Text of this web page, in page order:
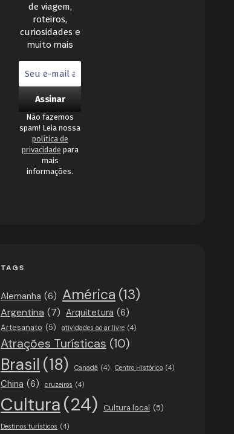
de viagem,
roteiros,
curiosidades e
muito mais
Não fazemos
spam! Leia nossa
política de
privacidade para
mais
informações.
TAGS
Alemanha (6) América (13)
Argentina (7) Arquitetura (6)
Artesanato (5) atividades ao ar livre (4)
Atrações Turísticas (10)
Brasil (18) Canadá (4) Centro Histórico (4)
China (6) cruzeiros (4)
Cultura(24) Cultura local (5)
Destinos turísticos (4)